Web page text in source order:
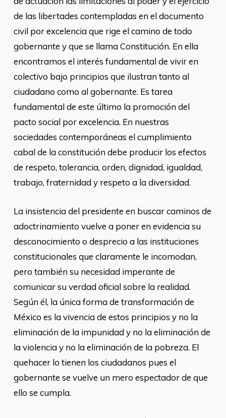
de las libertades contempladas en el documento
civil por excelencia que rige el camino de todo
gobernante y que se llama Constitución. En ella
encontramos el interés fundamental de vivir en
colectivo bajo principios que ilustran tanto al
ciudadano como al gobernante. Es tarea
fundamental de este último la promoción del
pacto social por excelencia. En nuestras
sociedades contemporáneas el cumplimiento
cabal de la constitución debe producir los efectos
de respeto, tolerancia, orden, dignidad, igualdad,
trabajo, fraternidad y respeto a la diversidad.
La insistencia del presidente en buscar caminos de
adoctrinamiento vuelve a poner en evidencia su
desconocimiento o desprecio a las instituciones
constitucionales que claramente le incomodan,
pero también su necesidad imperante de
comunicar su verdad oficial sobre la realidad.
Según él, la única forma de transformación de
México es la vivencia de estos principios y no la
eliminación de la impunidad y no la eliminación de
la violencia y no la eliminación de la pobreza. El
quehacer lo tienen los ciudadanos pues el
gobernante se vuelve un mero espectador de que
ello se cumpla.